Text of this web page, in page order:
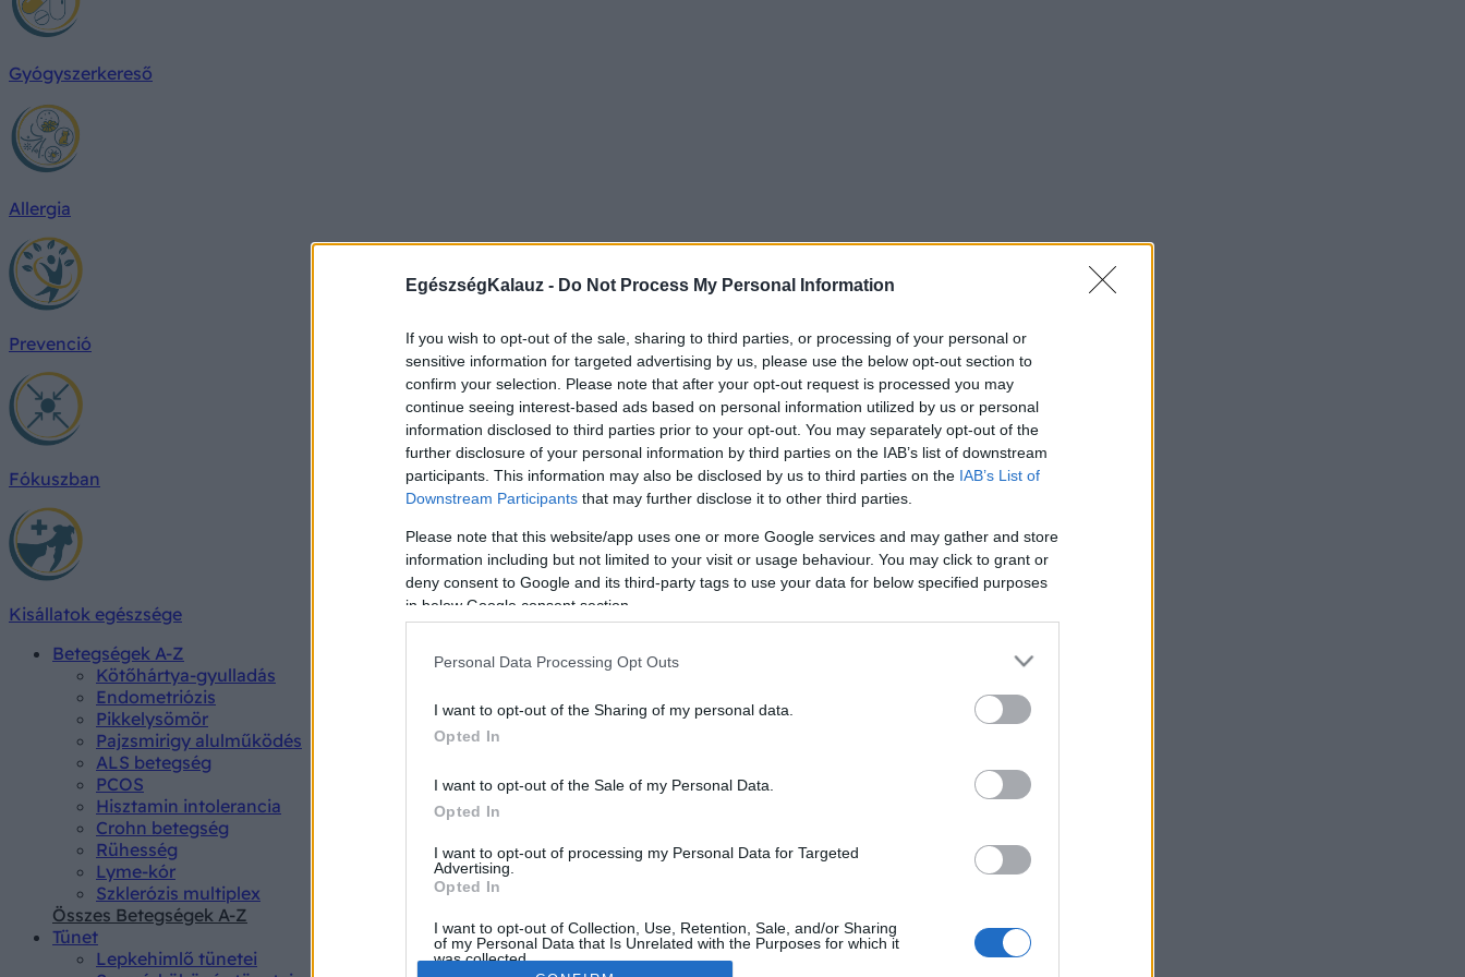
EgészségKalauz - Do Not Process My Personal Information
If you wish to opt-out of the sale, sharing to third parties, or processing of your personal or
sensitive information for targeted advertising by us, please use the below opt-out section to
confirm your selection. Please note that after your opt-out request is processed you may
continue seeing interest-based ads based on personal information utilized by us or personal
information disclosed to third parties prior to your opt-out. You may separately opt-out of the
further disclosure of your personal information by third parties on the IAB’s list of downstream
participants. This information may also be disclosed by us to third parties on the IAB’s List of
Downstream Participants that may further disclose it to other third parties.
Please note that this website/app uses one or more Google services and may gather and store
information including but not limited to your visit or usage behaviour. You may click to grant or
deny consent to Google and its third-party tags to use your data for below specified purposes
in below Google consent section.
Personal Data Processing Opt Outs
I want to opt-out of the Sharing of my personal data.
Opted In
I want to opt-out of the Sale of my Personal Data.
Opted In
I want to opt-out of processing my Personal Data for Targeted
Advertising.
Opted In
I want to opt-out of Collection, Use, Retention, Sale, and/or Sharing
of my Personal Data that Is Unrelated with the Purposes for which it
was collected.
Gyógyszerkereső
Allergia
Prevenció
Fókuszban
Kisállatok egészsége
Betegségek A-Z
Kötőhártya-gyulladás
Endometriózis
Pikkelysömör
Pajzsmirigy alulműködés
ALS betegség
PCOS
Hisztamin intolerancia
Crohn betegség
Rühesség
Lyme-kór
Szklerózis multiplex
Összes Betegségek A-Z
Tünet
Lepkehimlő tünetei